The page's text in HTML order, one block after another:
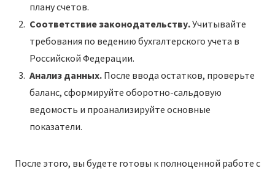
плану счетов.
Соответствие законодательству.Учитывайте
требования по ведению бухгалтерского учета в
Российской Федерации.
Анализ данных. После ввода остатков, проверьте
баланс, сформируйте оборотно-сальдовую
ведомость и проанализируйте основные
показатели.
После этого, вы будете готовы к полноценной работе с